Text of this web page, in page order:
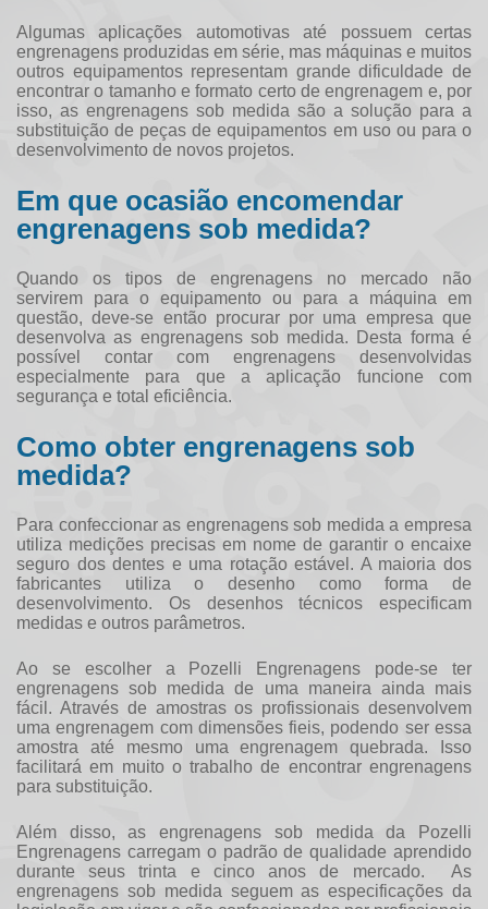
Algumas aplicações automotivas até possuem certas
engrenagens produzidas em série, mas máquinas e muitos
outros equipamentos representam grande dificuldade de
encontrar o tamanho e formato certo de engrenagem e, por
isso, as engrenagens sob medida são a solução para a
substituição de peças de equipamentos em uso ou para o
desenvolvimento de novos projetos.
Em que ocasião encomendar
engrenagens sob medida?
Quando os tipos de engrenagens no mercado não
servirem para o equipamento ou para a máquina em
questão, deve-se então procurar por uma empresa que
desenvolva as engrenagens sob medida. Desta forma é
possível contar com engrenagens desenvolvidas
especialmente para que a aplicação funcione com
segurança e total eficiência.
Como obter engrenagens sob
medida?
Para confeccionar as engrenagens sob medida a empresa
utiliza medições precisas em nome de garantir o encaixe
seguro dos dentes e uma rotação estável. A maioria dos
fabricantes utiliza o desenho como forma de
desenvolvimento. Os desenhos técnicos especificam
medidas e outros parâmetros.
Ao se escolher a Pozelli Engrenagens pode-se ter
engrenagens sob medida de uma maneira ainda mais
fácil. Através de amostras os profissionais desenvolvem
uma engrenagem com dimensões fieis, podendo ser essa
amostra até mesmo uma engrenagem quebrada. Isso
facilitará em muito o trabalho de encontrar engrenagens
para substituição.
Além disso, asengrenagens sob medida da Pozelli
Engrenagens carregam o padrão de qualidade aprendido
durante seus trinta e cinco anos de mercado. As
engrenagens sob medida seguem as especificações da